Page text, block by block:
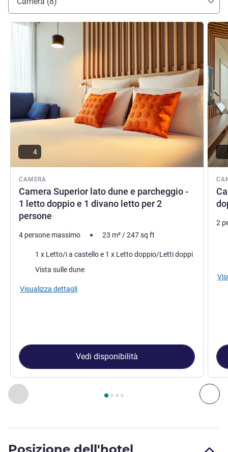
Precedente - Camera
Pagina , Camera 1 : Camera Superior lato dune e
CAMERA
Camera Superior lato dune e parcheggio -
1 letto doppio e 1 divano letto per 2
persone
Visualizza dettagli
4
4 persone massimo 23 m²/247sq ft
Biancheria da letto
1 x Letto/i a castello e 1 x Letto doppio/Letti doppi
Vista:Vista sulle dune
Visualizza dettagli
Vedi disponibilità
2